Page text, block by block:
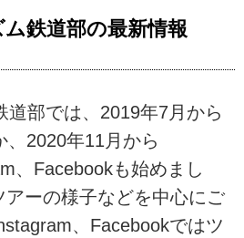
鉄道部の最新情報
道部では、2019年7月から
、2020年11月から
、Facebookも始めまし
アーの様子などを中心にご
、Facebookではツ